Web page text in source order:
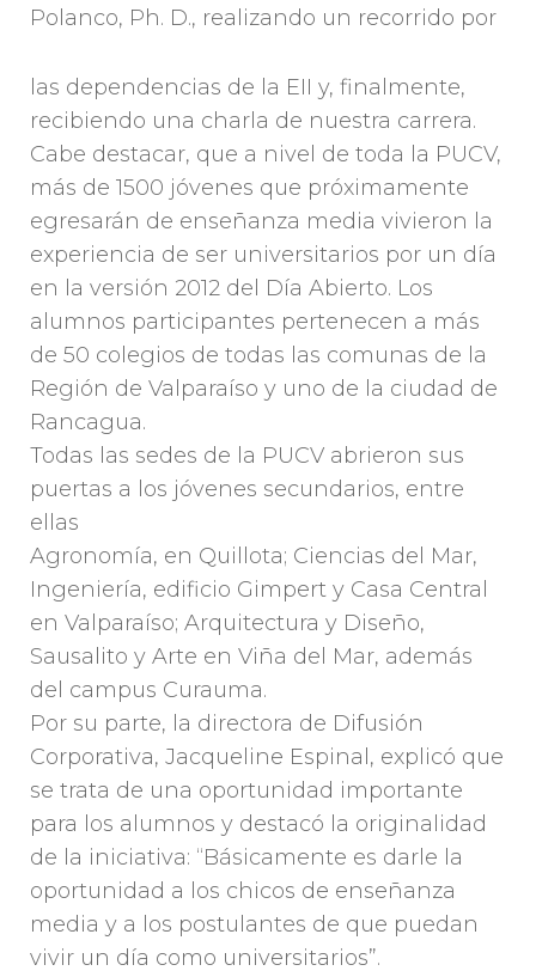
Polanco, Ph. D., realizando un recorrido por
las dependencias de la EII y, finalmente,
recibiendo una charla de nuestra carrera.
Cabe destacar, que a nivel de toda la PUCV,
más de 1500 jóvenes que próximamente
egresarán de enseñanza media vivieron la
experiencia de ser universitarios por un día
en la versión 2012 del Día Abierto. Los
alumnos participantes pertenecen a más
de 50 colegios de todas las comunas de la
Región de Valparaíso y uno de la ciudad de
Rancagua.
Todas las sedes de la PUCV abrieron sus
puertas a los jóvenes secundarios, entre
ellas
Agronomía, en Quillota; Ciencias del Mar,
Ingeniería, edificio Gimpert y Casa Central
en Valparaíso; Arquitectura y Diseño,
Sausalito y Arte en Viña del Mar, además
del campus Curauma.
Por su parte, la directora de Difusión
Corporativa, Jacqueline Espinal, explicó que
se trata de una oportunidad importante
para los alumnos y destacó la originalidad
de la iniciativa: “Básicamente es darle la
oportunidad a los chicos de enseñanza
media y a los postulantes de que puedan
vivir un día como universitarios”.